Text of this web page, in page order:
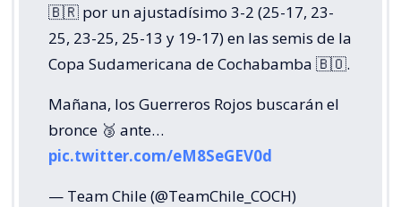
🇧🇷 por un ajustadísimo 3-2 (25-17, 23-
25, 23-25, 25-13 y 19-17) en las semis de la
Copa Sudamericana de Cochabamba 🇧🇴.
Mañana, los Guerreros Rojos buscarán el
bronce 🥉 ante…
pic.twitter.com/eM8SeGEV0d
— Team Chile (@TeamChile_COCH)